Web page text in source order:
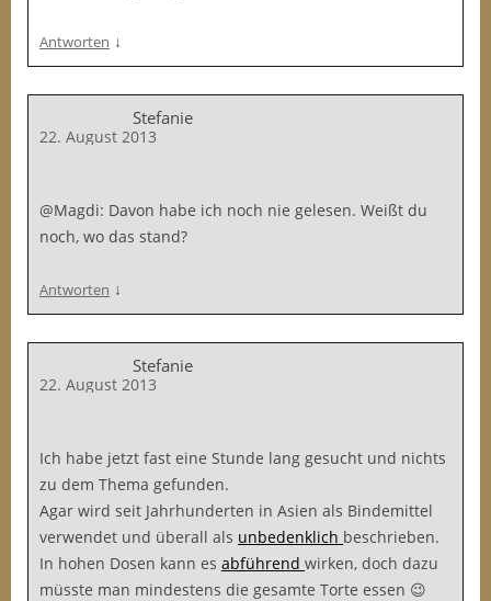
Antworten ↓
Stefanie
22. August 2013
@Magdi: Davon habe ich noch nie gelesen. Weißt du
noch, wo das stand?
Antworten ↓
Stefanie
22. August 2013
Ich habe jetzt fast eine Stunde lang gesucht und nichts
zu dem Thema gefunden.
Agar wird seit Jahrhunderten in Asien als Bindemittel
verwendet und überall als unbedenklich beschrieben.
In hohen Dosen kann es abführend wirken, doch dazu
müsste man mindestens die gesamte Torte essen 😉